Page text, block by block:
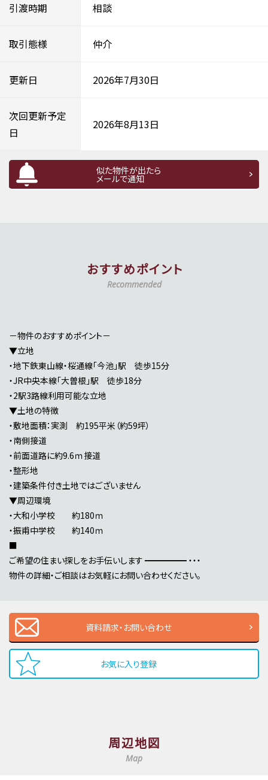
引渡時期 相談
取引態様 仲介
更新日 2026年7月30日
次回更新予定
日
2026年8月13日
似た物件が出たら
メールで通知
おすすめポイント
Recommended
－物件のおすすめポイント－
▼立地
・地下鉄東山線・桜通線「今池」駅 徒歩15分
・JR中央本線「大曽根」駅 徒歩18分
・2駅3路線利用可能な立地
▼土地の特徴
・敷地面積：実測 約195平米（約59坪）
・南側接道
・前面道路に約9.6ｍ接道
・整形地
・建築条件付き土地ではございません
▼周辺環境
・大和小学校 約180ｍ
・振甫中学校 約140ｍ
■
ご希望の住まい探しをお手伝いします ━━━━━ ・・・
物件の詳細・ご相談はお気軽にお問い合わせください。
資料請求・お問い合わせ
お気に入り登録
周辺地図
Map